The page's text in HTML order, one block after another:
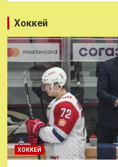
Хоккей
ХОККЕЙ